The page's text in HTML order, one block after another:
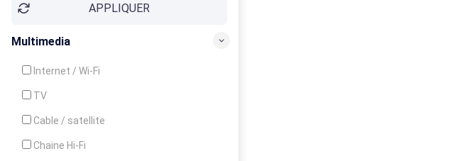
APPLIQUER
Multimedia
Internet / Wi-Fi
TV
Cable / satellite
Chaine Hi-Fi